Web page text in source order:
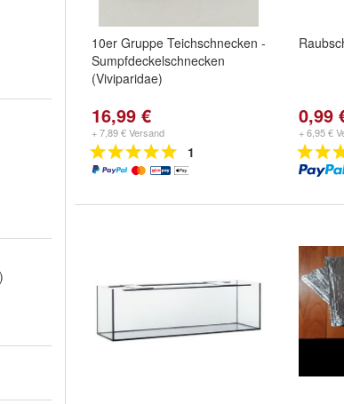
10er Gruppe Teichschnecken -
Sumpfdeckelschnecken
(Viviparidae)
16,99 €
+ 7,89 € Versand
1
0,99
+ 6,95 €